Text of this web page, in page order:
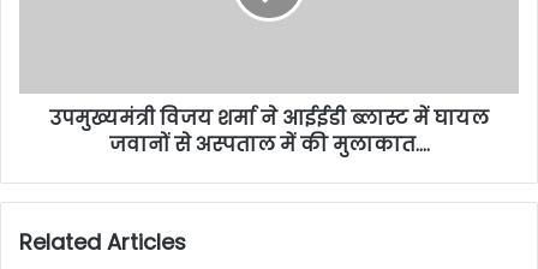
उपमुख्यमंत्री विजय शर्मा ने आईईडी ब्लास्ट में घायल
जवानों से अस्पताल में की मुलाकात….
Related Articles